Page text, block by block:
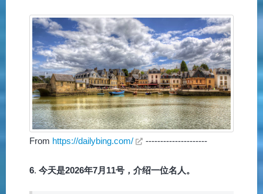
From https://dailybing.com/ ---------------------
6. 今天是2026年7月11号，介绍一位名人。